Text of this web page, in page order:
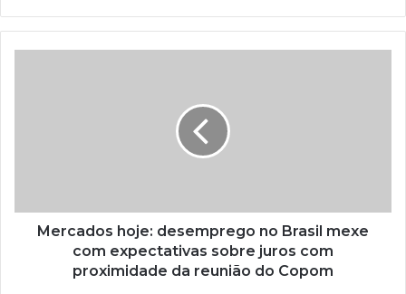
Mercados hoje: desemprego no Brasil mexe
com expectativas sobre juros com
proximidade da reunião do Copom